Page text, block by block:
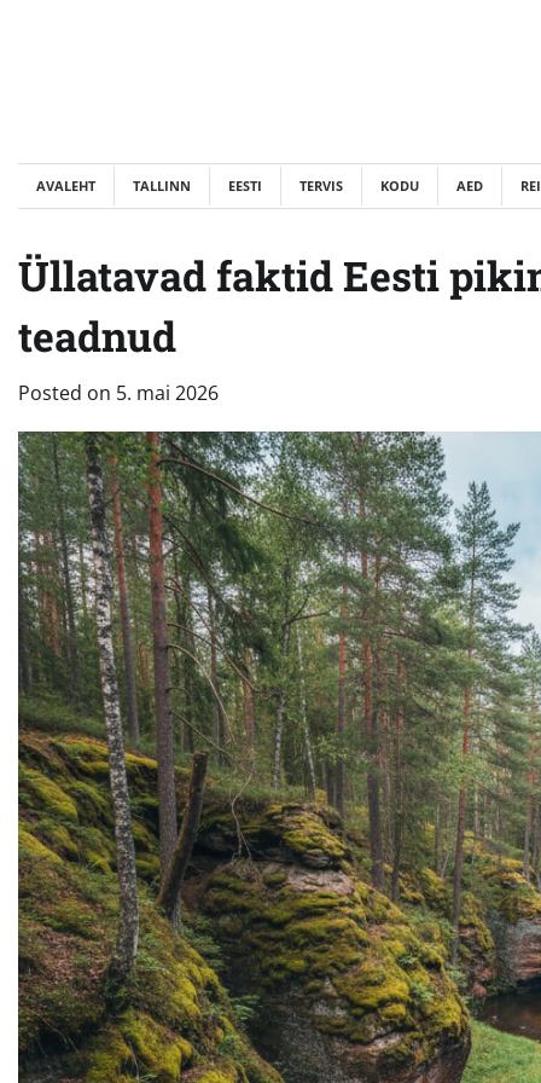
AVALEHT TALLINN EESTI TERVIS KODU AED
Üllatavad faktid Eesti
teadnud
Posted on 5. mai 2026